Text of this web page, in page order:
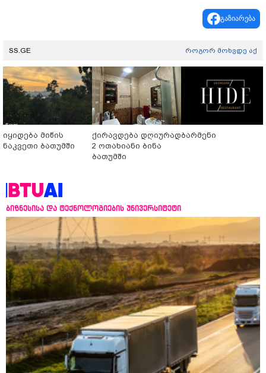
გაზიარება
SS.GE როგორ მოხვდე აქ
იყიდება მიწის
ნაკვეთი ბათუმში
ქირავდება დღიურად
2 ოთახიანი ბინა
ბათუმში
ბარმენი
ბიზნესისა და ტექნოლოგიების უნივერსიტეტი